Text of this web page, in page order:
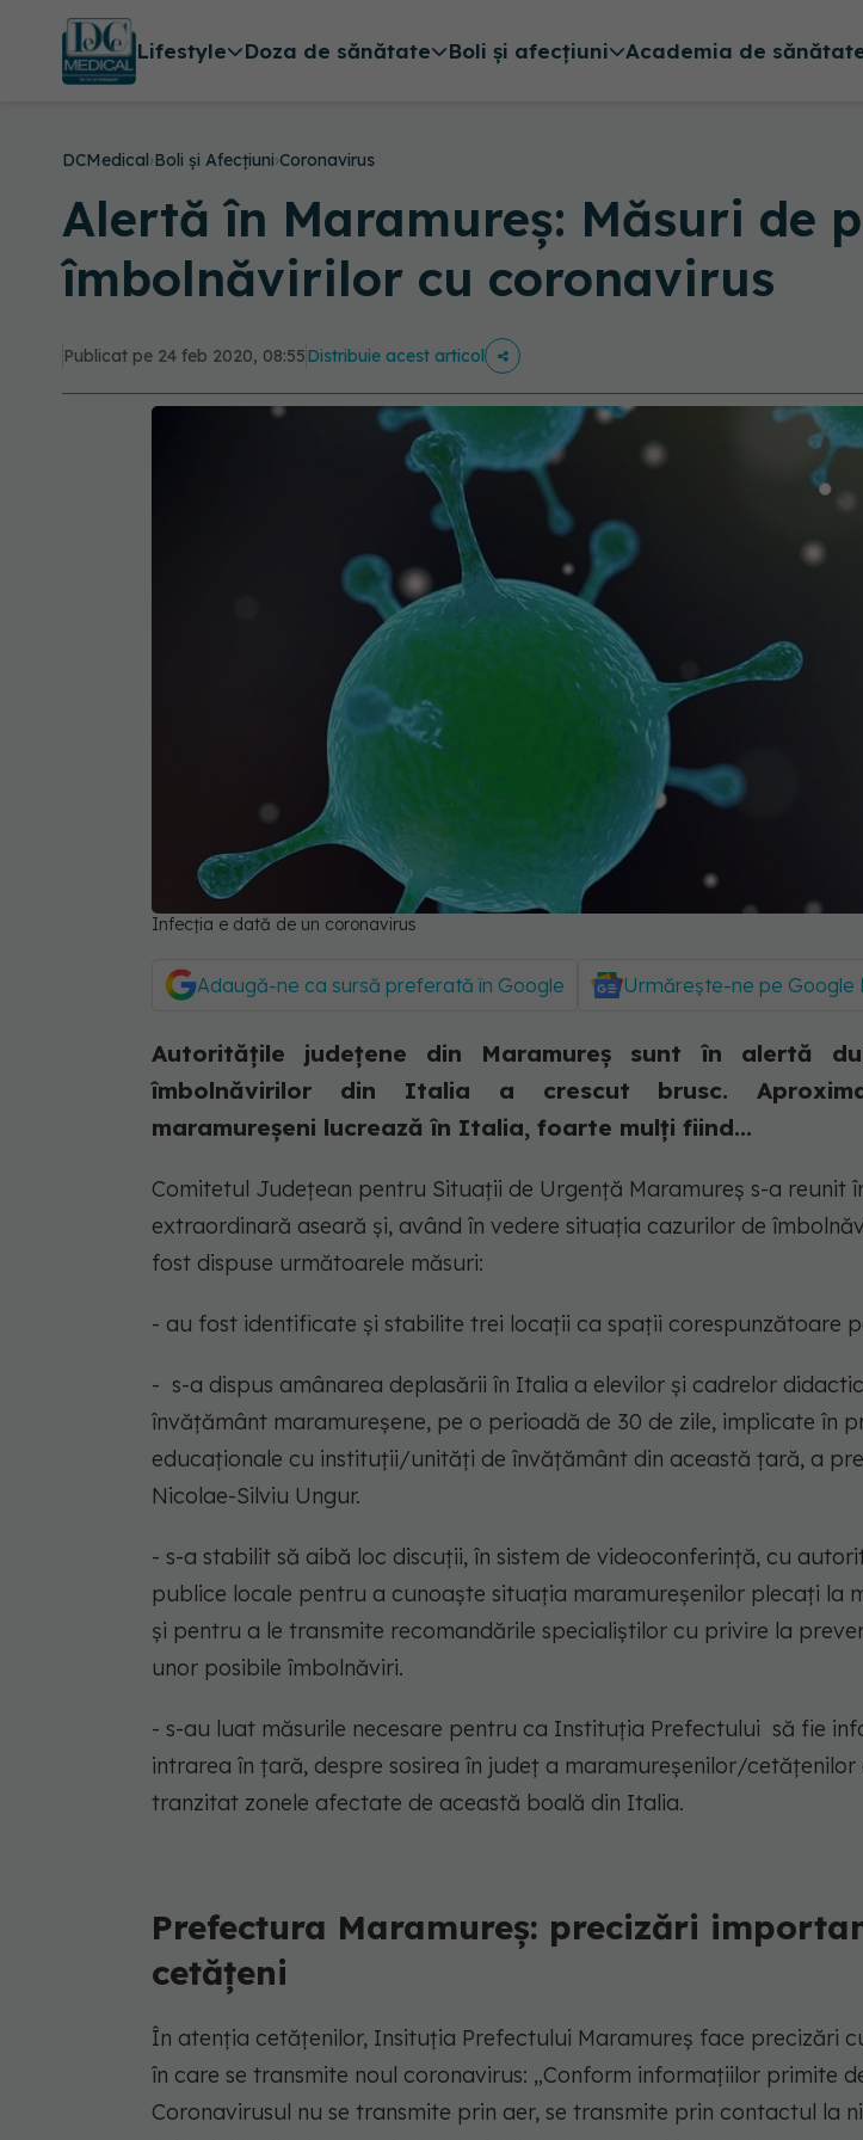
Lifestyle Doza de sănătate Boli și afecțiuni Academia de
DCMedical›Boli și Afecțiuni›Coronavirus
Alertă în Maramureș: Măsuri de
îmbolnăvirilor cu coronavirus
Publicat pe 24 feb 2020, 08:55Distribuie acest articol
Infecția e dată de un coronavirus
Adaugă-ne ca sursă preferată în Google Urmărește-ne pe Google
Autoritățile județene din Maramureș sunt în alertă
îmbolnăvirilor din Italia a crescut brusc.
maramureșeni lucrează în Italia, foarte mulți fiind...
Comitetul Județean pentru Situații de Urgență Maramureș s-a reunit
extraordinară aseară și, având în vedere situația cazurilor de
fost dispuse următoarele măsuri:
- au fost identificate și stabilite trei locații ca spații corespunzătoare
- s-a dispus amânarea deplasării în Italia a elevilor și cadrelor
învățământ maramureșene, pe o perioadă de 30 de zile, implicate în
educaționale cu instituții/unități de învățământ din această țară, a
Nicolae-Silviu Ungur.
- s-a stabilit să aibă loc discuții, în sistem de videoconferință, cu
publice locale pentru a cunoaște situația maramureșenilor plecați la
și pentru a le transmite recomandările specialiștilor cu privire la
unor posibile îmbolnăviri.
- s-au luat măsurile necesare pentru ca Instituția Prefectului să fie
intrarea în țară, despre sosirea în județ a maramureșenilor/cetățenilor
tranzitat zonele afectate de această boală din Italia.
Prefectura Maramureș: precizări
cetățeni
În atenția cetățenilor, Insituția Prefectului Maramureș face precizări
în care se transmite noul coronavirus: „Conform informațiilor primite
Coronavirusul nu se transmite prin aer, se transmite prin contactul la